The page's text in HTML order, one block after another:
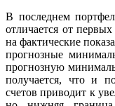
В последнем
отличается от
на фактические
прогнозные
прогнозную
получается, что и
счетов приводит к